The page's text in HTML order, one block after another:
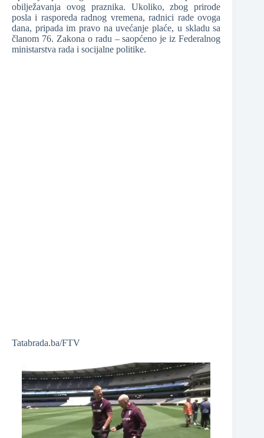
obilježavanja ovog praznika. Ukoliko, zbog prirode
posla i rasporeda radnog vremena, radnici rade ovoga
dana, pripada im pravo na uvećanje plaće, u skladu sa
članom 76. Zakona o radu – saopćeno je iz Federalnog
ministarstva rada i socijalne politike.
Tatabrada.ba/FTV
❆